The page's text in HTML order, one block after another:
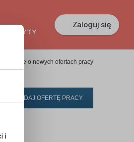
KREDYTY
Zaloguj się
mnie o nowych ofertach pracy
DODAJ OFERTĘ PRACY
i